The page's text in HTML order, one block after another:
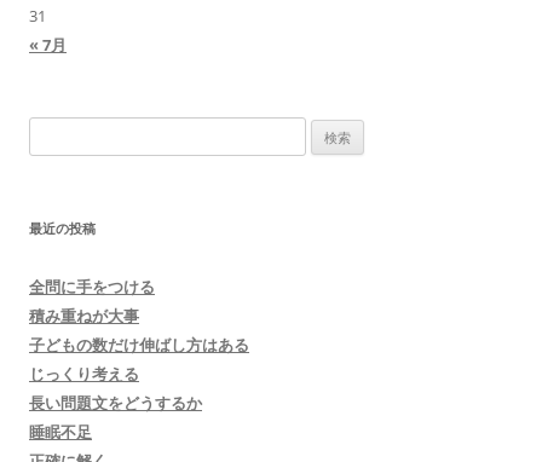
31
« 7月
索:
最近の投稿
全問に手をつける
積み重ねが大事
子どもの数だけ伸ばし方はある
じっくり考える
長い問題文をどうするか
睡眠不足